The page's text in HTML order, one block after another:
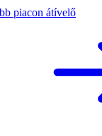
piacon átívelő